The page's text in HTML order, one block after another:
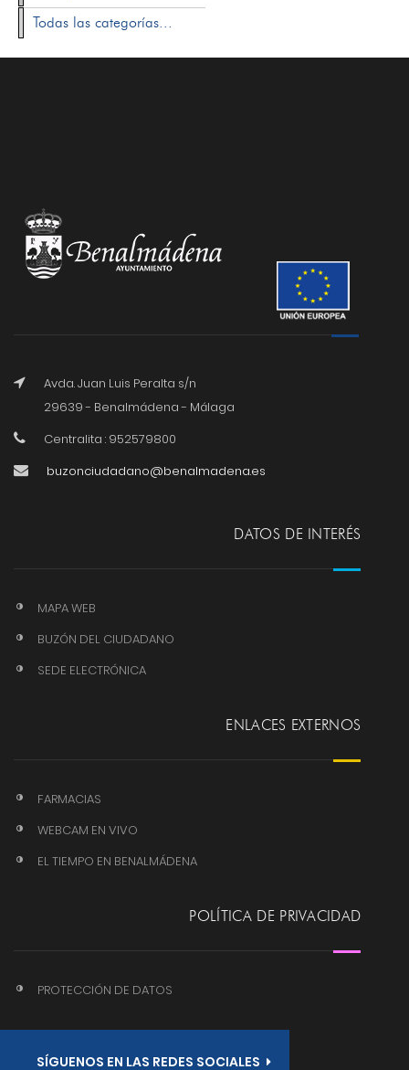
Todas las categorías...
Avda. Juan Luis Peralta s/n
29639 - Benalmádena - Málaga
Centralita : 952579800
buzonciudadano@benalmadena.es
DATOS DE INTERÉS
MAPA WEB
BUZÓN DEL CIUDADANO
SEDE ELECTRÓNICA
ENLACES EXTERNOS
FARMACIAS
WEBCAM EN VIVO
EL TIEMPO EN BENALMÁDENA
POLÍTICA DE PRIVACIDAD
PROTECCIÓN DE DATOS
SÍGUENOS EN LAS REDES SOCIALES